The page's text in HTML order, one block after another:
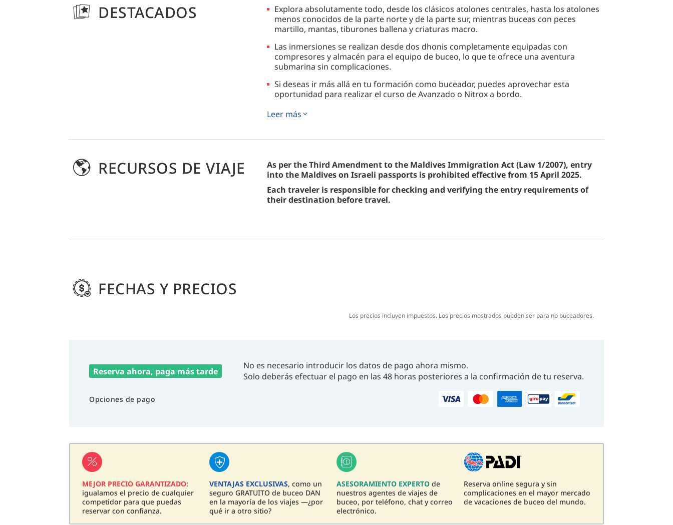
DESTACADOS
Explora absolutamente todo, desde los clásicos atolones centrales, hasta los atolones
menos conocidos de la parte norte y de la parte sur, mientras buceas con peces
martillo, mantas, tiburones ballena y criaturas macro.
Las inmersiones se realizan desde dos dhonis completamente equipadas con
compresores y almacén para el equipo de buceo, lo que te ofrece una aventura
submarina sin complicaciones.
Si deseas ir más allá en tu formación como buceador, puedes aprovechar esta
oportunidad para realizar el curso de Avanzado o Nitrox a bordo.
Entre inmersión e inmersión, podrás realizar excursiones por la isla, hacer barbacoas
Leer más
RECURSOS DE VIAJE
As per the Third Amendment to the Maldives Immigration Act (Law 1/2007), entry
into the Maldives on Israeli passports is prohibited effective from 15 April 2025.
Each traveler is responsible for checking and verifying the entry requirements of
their destination before travel.
FECHAS Y PRECIOS
Los precios incluyen impuestos. Los precios mostrados pueden ser para no buceadores.
Reserva ahora, paga más tarde
No es necesario introducir los datos de pago ahora mismo.
Solo deberás efectuar el pago en las 48 horas posteriores a la confirmación de tu reserva.
Opciones de pago
MEJOR PRECIO GARANTIZADO:
igualamos el precio de cualquier
competidor para que puedas
reservar con confianza.
VENTAJAS EXCLUSIVAS, como un
seguro GRATUITO de buceo DAN
en la mayoría de los viajes —¿por
qué ir a otro sitio?
ASESORAMIENTO EXPERTO de
nuestros agentes de viajes de
buceo, por teléfono, chat y correo
electrónico.
Reserva online segura y sin
complicaciones en el mayor mercado
de vacaciones de buceo del mundo.